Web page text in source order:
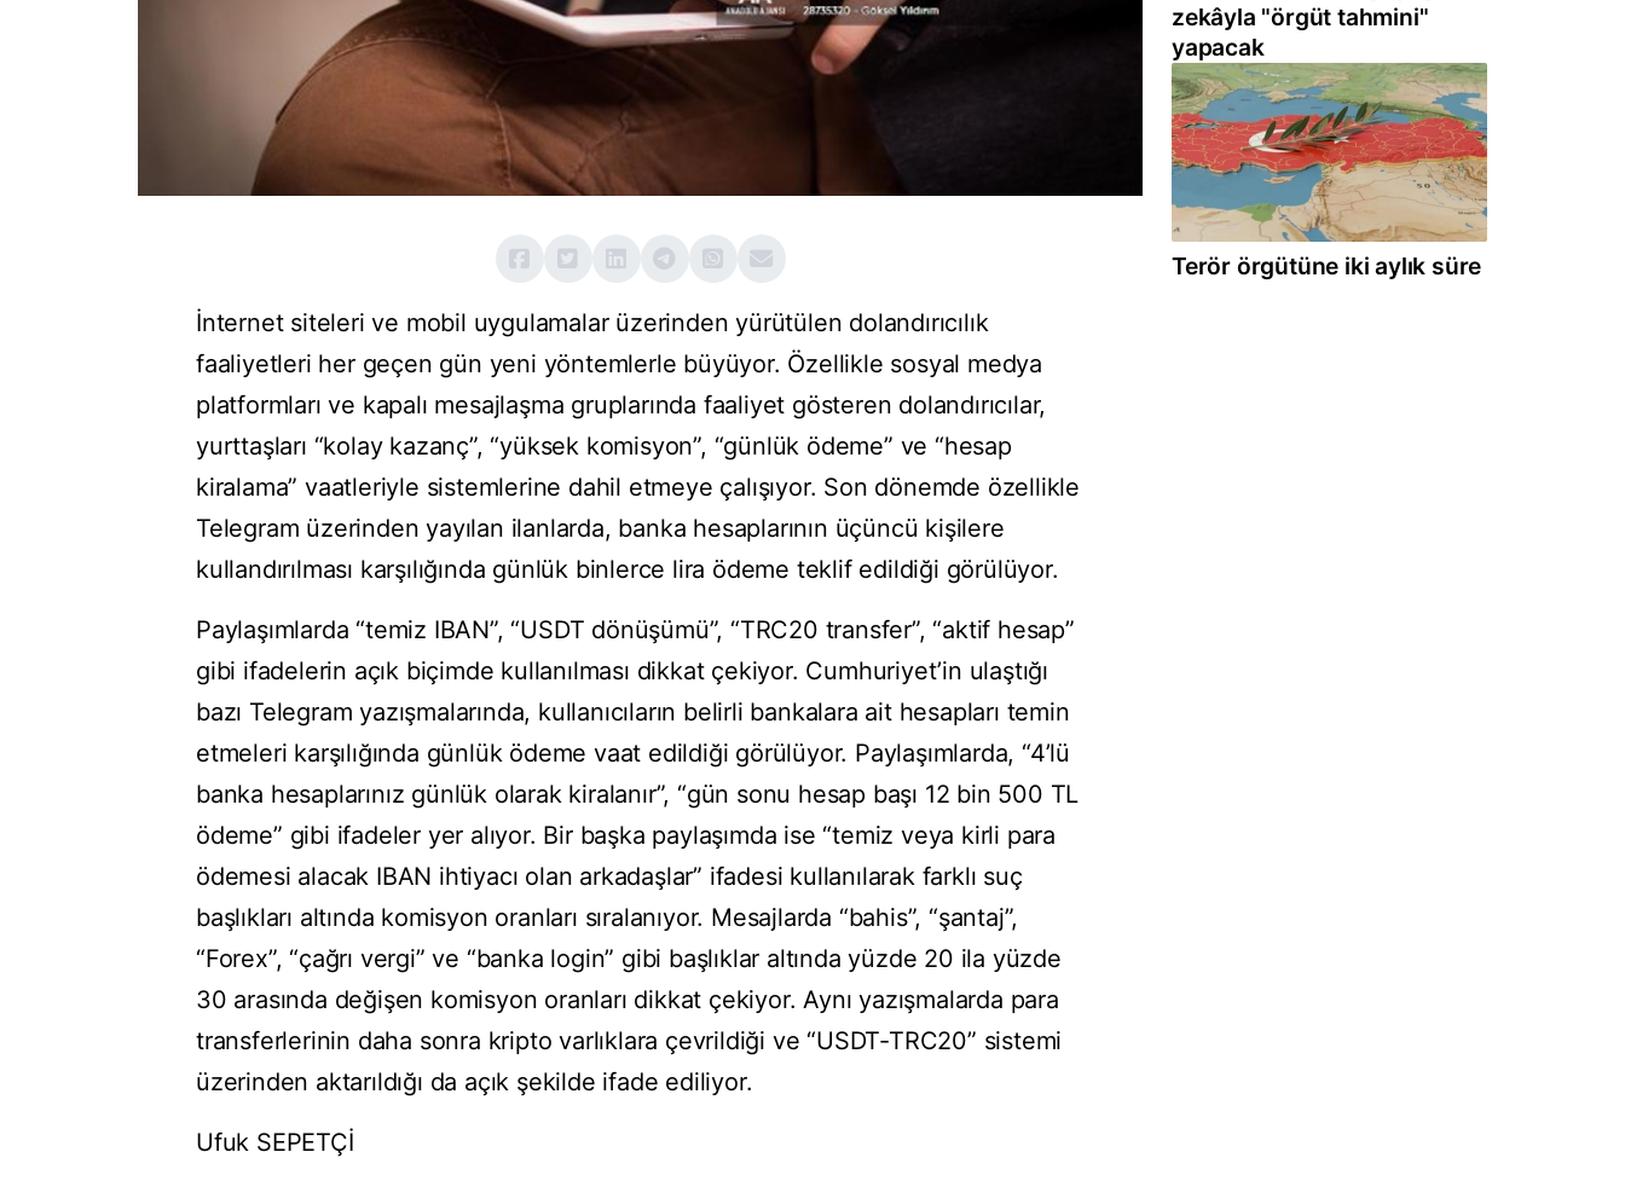
İnternet siteleri ve mobil uygulamalar üzerinden yürütülen dolandırıcılık
faaliyetleri her geçen gün yeni yöntemlerle büyüyor. Özellikle sosyal medya
platformları ve kapalı mesajlaşma gruplarında faaliyet gösteren dolandırıcılar,
yurttaşları “kolay kazanç”, “yüksek komisyon”, “günlük ödeme” ve “hesap
kiralama” vaatleriyle sistemlerine dahil etmeye çalışıyor. Son dönemde özellikle
Telegram üzerinden yayılan ilanlarda, banka hesaplarının üçüncü kişilere
kullandırılması karşılığında günlük binlerce lira ödeme teklif edildiği görülüyor.
Paylaşımlarda “temiz IBAN”, “USDT dönüşümü”, “TRC20 transfer”, “aktif hesap”
gibi ifadelerin açık biçimde kullanılması dikkat çekiyor. Cumhuriyet’in ulaştığı
bazı Telegram yazışmalarında, kullanıcıların belirli bankalara ait hesapları temin
etmeleri karşılığında günlük ödeme vaat edildiği görülüyor. Paylaşımlarda, “4’lü
banka hesaplarınız günlük olarak kiralanır”, “gün sonu hesap başı 12 bin 500 TL
ödeme” gibi ifadeler yer alıyor. Bir başka paylaşımda ise “temiz veya kirli para
ödemesi alacak IBAN ihtiyacı olan arkadaşlar” ifadesi kullanılarak farklı suç
başlıkları altında komisyon oranları sıralanıyor. Mesajlarda “bahis”, “şantaj”,
“Forex”, “çağrı vergi” ve “banka login” gibi başlıklar altında yüzde 20 ila yüzde
30 arasında değişen komisyon oranları dikkat çekiyor. Aynı yazışmalarda para
transferlerinin daha sonra kripto varlıklara çevrildiği ve “USDT-TRC20” sistemi
üzerinden aktarıldığı da açık şekilde ifade ediliyor.
Ufuk SEPETÇİ
zekâyla "örgüt tahmini"
yapacak
Terör örgütüne iki aylık süre